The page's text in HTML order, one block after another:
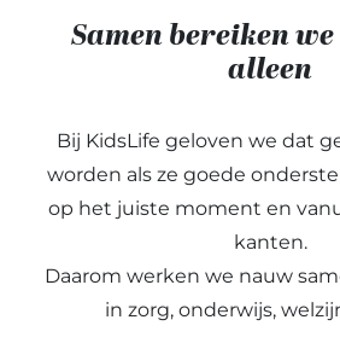
Samen bereiken
alleen
Bij KidsLife geloven we dat
worden als ze goede
op het juiste moment en
kanten.
Daarom werken we nauw
in zorg, onderwijs,